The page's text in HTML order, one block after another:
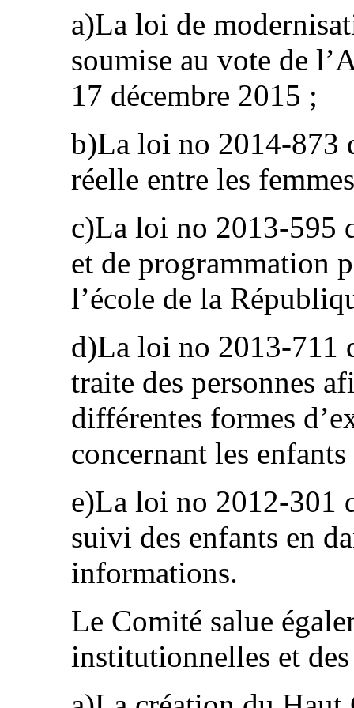
a)La loi de
soumise au vote de
17 décembre 2015 ;
b)La loi no 2014-873
réelle entre les
c)La loi no 2013-595
et de programmation
l’école de la
d)La loi no 2013-711
traite des personnes
différentes formes
concernant les enfants
e)La loi no 2012-301
suivi des enfants en
informations.
Le Comité salue
institutionnelles et